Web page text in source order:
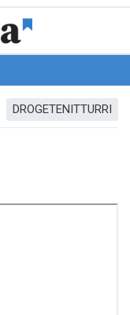
DROGETENITTURRI